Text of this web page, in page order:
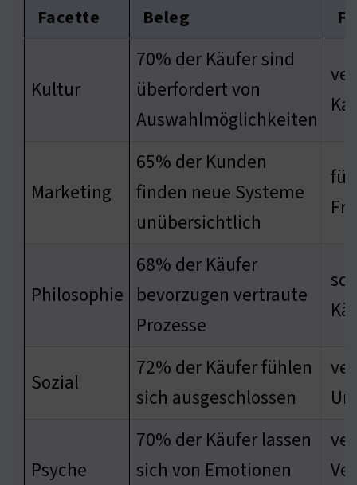
Facette Beleg
Kultur
70% der Käufer sind
überfordert von
Auswahlmöglichkeiten
Marketing
65% der Kunden
finden neue Systeme
unübersichtlich
Philosophie
68% der Käufer
bevorzugen vertraute
Prozesse
Sozial
72% der Käufer fühlen
sich ausgeschlossen
Psyche
70% der Käufer lassen
sich von Emotionen